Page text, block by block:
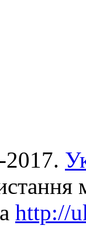
http://